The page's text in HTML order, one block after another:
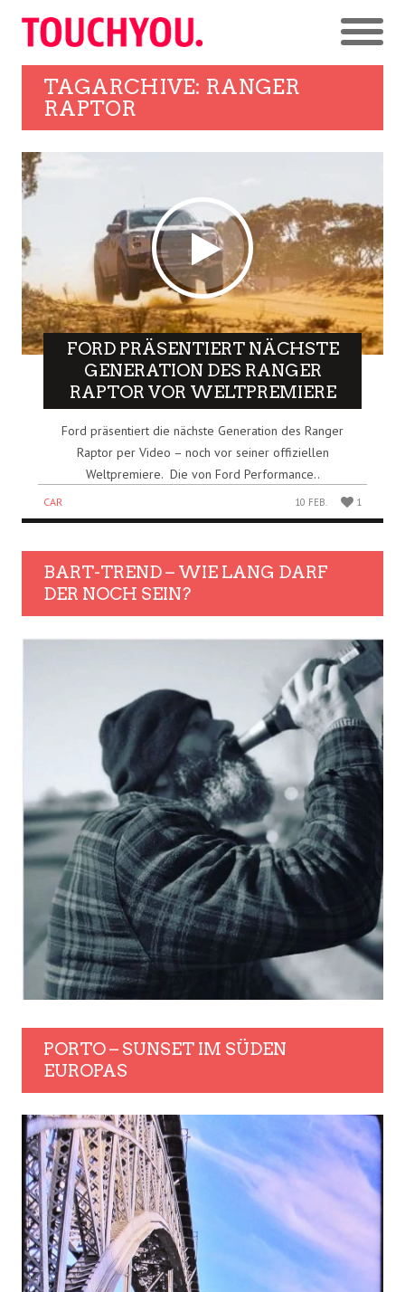
TAGARCHIVE: RANGER
RAPTOR
FORD PRÄSENTIERT NÄCHSTE
GENERATION DES RANGER
RAPTOR VOR WELTPREMIERE
Ford präsentiert die nächste Generation des Ranger
Raptor per Video – noch vor seiner offiziellen
Weltpremiere. Die von Ford Performance..
CAR 10 FEB. 1
BART-TREND – WIE LANG DARF
DER NOCH SEIN?
PORTO – SUNSET IM SÜDEN
EUROPAS